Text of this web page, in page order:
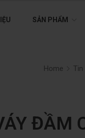
SẢN PHẨM
Home
ĐẦM